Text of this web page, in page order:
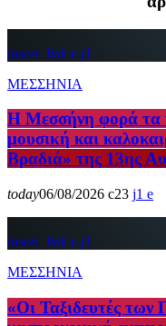
insert_link
1
ΜΕΣΣΗΝΙΑ
Η Μεσσήνη φορά τα
μουσική και
Βραδιά» της 13ης
today06/08/2026 23 1
insert_link
1
ΜΕΣΣΗΝΙΑ
«Οι Ταξιδευτές των